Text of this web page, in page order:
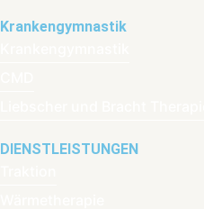
Krankengymnastik
DIENSTLEISTUNGEN